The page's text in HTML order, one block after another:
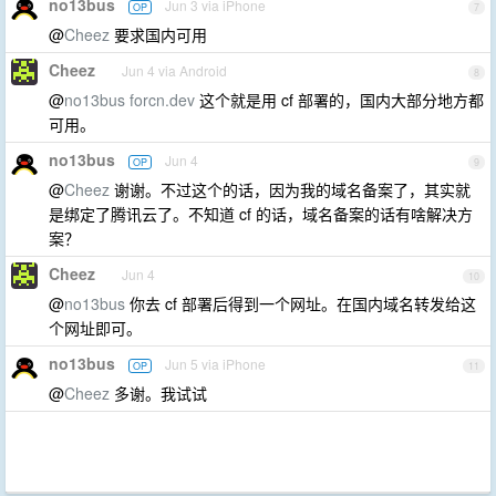
7
no13bus OP Jun 3 via iPhone
@Cheez 要求国内可用
8
Cheez Jun 4 via Android
@no13bus forcn.dev 这个就是用 cf 部署的，国内大部分地方都
可用。
9
no13bus OP Jun 4
@Cheez 谢谢。不过这个的话，因为我的域名备案了，其实就
是绑定了腾讯云了。不知道 cf 的话，域名备案的话有啥解决方
案？
10
Cheez Jun 4
@no13bus 你去 cf 部署后得到一个网址。在国内域名转发给这
个网址即可。
11
no13bus OP Jun 5 via iPhone
@Cheez 多谢。我试试